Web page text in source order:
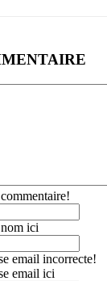
ici
email incorrecte!
email ici